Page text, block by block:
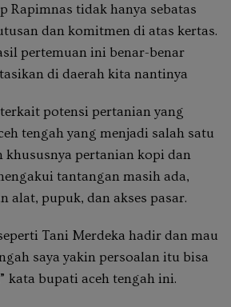
Rapimnas tidak hanya sebatas
dan komitmen di atas kertas.
pertemuan ini benar-benar
di daerah kita nantinya
potensi pertanian yang
tengah yang menjadi salah satu
pertanian kopi dan
tantangan masih ada,
alat, pupuk, dan akses pasar.
Tani Merdeka hadir dan mau
saya yakin persoalan itu bisa
kata bupati aceh tengah ini.